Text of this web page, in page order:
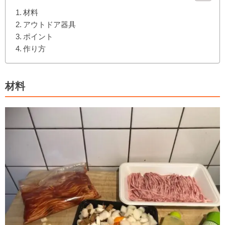
材料
アウトドア器具
ポイント
作り方
材料